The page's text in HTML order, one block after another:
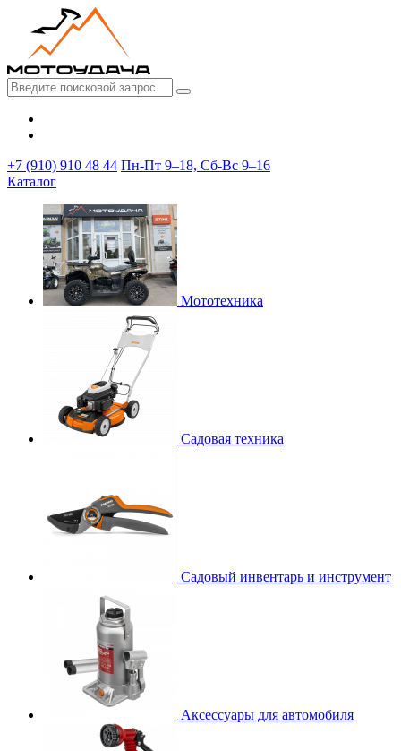
+7 (910) 910 48 44 Пн-Пт 9–18, Сб-Вс 9–16
Каталог
Мототехника
Садовая техника
Садовый инвентарь и инструмент
Аксессуары для автомобиля